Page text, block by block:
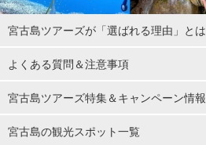
宮古島ツアーズが「選ばれる理由」とは
よくある質問＆注意事項
宮古島ツアーズ特集＆キャンペーン情報
宮古島の観光スポット一覧